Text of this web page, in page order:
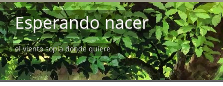
Esperando nacer
el viento sopla donde quiere